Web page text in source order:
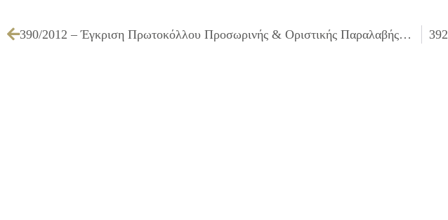
390/2012 – Έγκριση Πρωτοκόλλου Προσωρινής & Οριστικής Παραλαβής του έργου ΣΥΝΤΗΡΗΣΗ – ΑΝΑΚΑΤΑΣΚΕΥΗ ΠΕΖΟΔΡΟΜΙΩΝ ΓΙΑ ΤΗ ΒΕΛΤΙΩΣΗ ΠΡΟΣΒΑΣΙΜΟΤΗΤΑΣ ΤΟΥΣ